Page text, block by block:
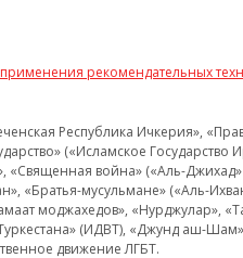
рекомендательных
Республика Ичкерия»,
(«Исламское
война» («Аль-Джихад»
мусульмане» («Аль-
моджахедов», «Нурджулар»,
(ИДВТ), «Джунд аш-
движение ЛГБТ.